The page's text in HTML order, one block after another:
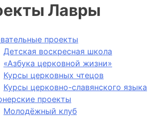
Лавры
проекты
Детская воскресная школа
«Азбука церковной жизни»
Курсы церковных чтецов
Курсы церковно-славянского языка
проекты
Молодёжный клуб